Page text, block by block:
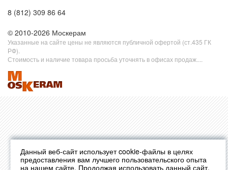
Данный веб-сайт использует cookie-файлы в целях
предоставления вам лучшего пользовательского опыта
на нашем сайте. Продолжая использовать данный сайт,
8 (812) 309 86 64
© 2010-2026 Москерам
Указанные на сайте цены не являются публичной офертой (ст.435 ГК
РФ).
Стоимость и наличие товара просьба уточнять в офисах продаж....